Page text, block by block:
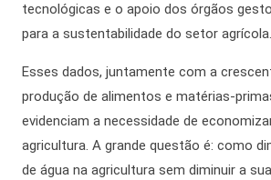
tecnológicas e o apoio dos órgãos
para a sustentabilidade do setor agrícola.
Esses dados, juntamente com a
produção de alimentos e matérias-
evidenciam a necessidade de
agricultura. A grande questão é: como
de água na agricultura sem diminuir a